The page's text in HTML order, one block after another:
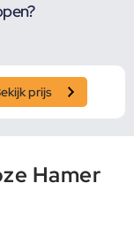
prijs
Hamer